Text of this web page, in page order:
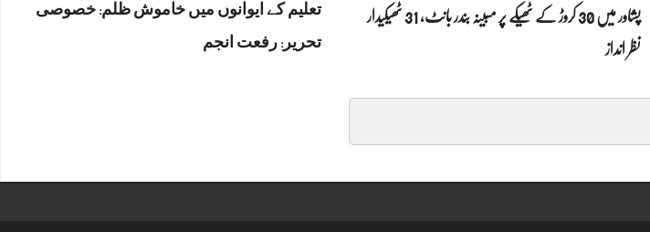
پشاور میں 30 کروڑ کے ٹھیکے پر مبینہ بندر بانٹ، 31 ٹھیکیدار
نظر انداز
تعلیم کے ایوانوں میں خاموش ظلم: خصوصی
تحریر: رفعت انجم